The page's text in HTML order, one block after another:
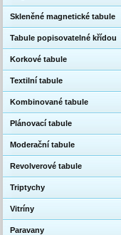
Skleněné magnetické tabule
Tabule popisovatelné křídou
Korkové tabule
Textilní tabule
Kombinované tabule
Plánovací tabule
Moderační tabule
Revolverové tabule
Triptychy
Vitríny
Paravany